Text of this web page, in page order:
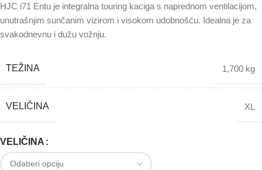
HJC i71 Entu je integralna touring kaciga s naprednom ventilacijom,
unutrašnjim sunčanim vizirom i visokom udobnošću. Idealna je za
svakodnevnu i dužu vožnju.
TEŽINA 1,700 kg
VELIČINA XL
VELIČINA